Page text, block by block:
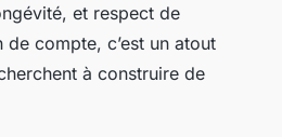
et respect de
de compte, c’est un atout
à construire de